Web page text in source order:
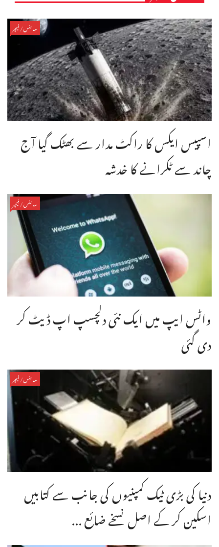
سائنس/فیچر
اسپیس ایکس کا راکٹ مدار سے بھٹک گیا آج
چاند سے ٹکرانے کا خدشہ
سائنس/فیچر
واٹس ایپ میں ایک نئی دلچسپ اپ ڈیٹ کر
دی گئی
سائنس/فیچر
دنیا کی بڑی ٹیک کمپنیوں کی جانب سے کتابیں
اسکین کر کے اصل نسخے ضائع ...